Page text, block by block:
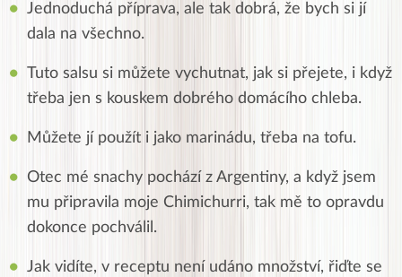
Jednoduchá příprava, ale tak dobrá, že bych si jí
dala na všechno.
Tuto salsu si můžete vychutnat, jak si přejete, i když
třeba jen s kouskem dobrého domácího chleba.
Můžete jí použít i jako marinádu, třeba na tofu.
Otec mé snachy pochází z Argentiny, a když jsem
mu připravila moje Chimichurri, tak mě to opravdu
dokonce pochválil.
Jak vidíte, v receptu není udáno množství, řiďte se